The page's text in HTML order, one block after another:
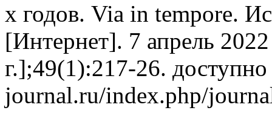
х годов. Via in tempore.
[Интернет]. 7 апрель
г.];49(1):217-26.
journal.ru/index.php/